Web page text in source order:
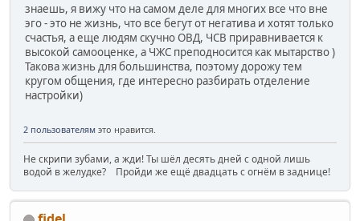
знаешь, я вижу что на самом деле для многих все что вне
эго - это не жизнь, что все бегут от негатива и хотят только
счастья, а еще людям скучно ОВД, ЧСВ приравнивается к
высокой самооценке, а ЧЖС преподносится как мытарство )
Такова жизнь для большинства, поэтому дорожу тем
кругом общения, где интересно разбирать отделение
настройки)
2 пользователям это нравится.
Не скрипи зубами, а жди! Ты шёл десять дней с одной лишь
водой в желудке? Пройди же ещё двадцать с огнём в заднице!